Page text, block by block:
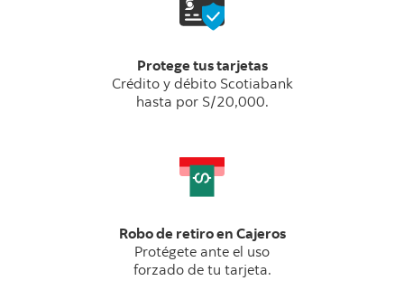
Protege tus tarjetas
Crédito y débito Scotiabank
hasta por S/20,000.
Robo de retiro en Cajeros
Protégete ante el uso
forzado de tu tarjeta.